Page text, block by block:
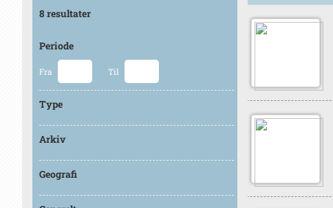
8 resultater
Periode
Fra Til
Type
Arkiv
Geografi